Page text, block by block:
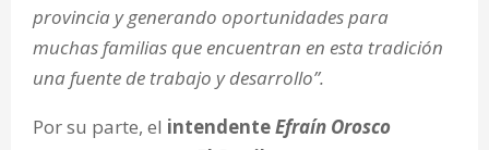
provincia y generando oportunidades para
muchas familias que encuentran en esta tradición
una fuente de trabajo y desarrollo”.
Por su parte, el intendenteEfraín Orosco